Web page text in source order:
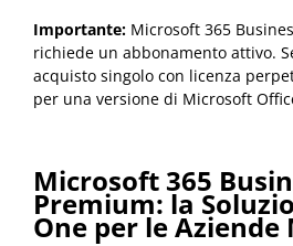
Importante: Microsoft 365
richiede un abbonamento attivo.
acquisto singolo con licenza
per una versione di Microsoft
Microsoft 365
Premium: la
One per le Aziende